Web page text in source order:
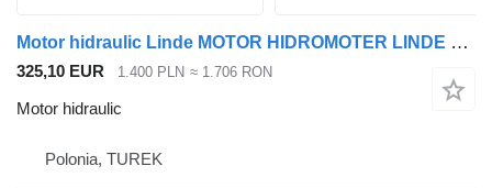
Motor hidraulic Linde MOTOR HIDROMOTER LINDE pentru măturatoare, încărcătoare sau altele 2923 pentru masini de curatare rutiere
325,10 EUR 1.400 PLN ≈ 1.706 RON
Motor hidraulic
Polonia, TUREK